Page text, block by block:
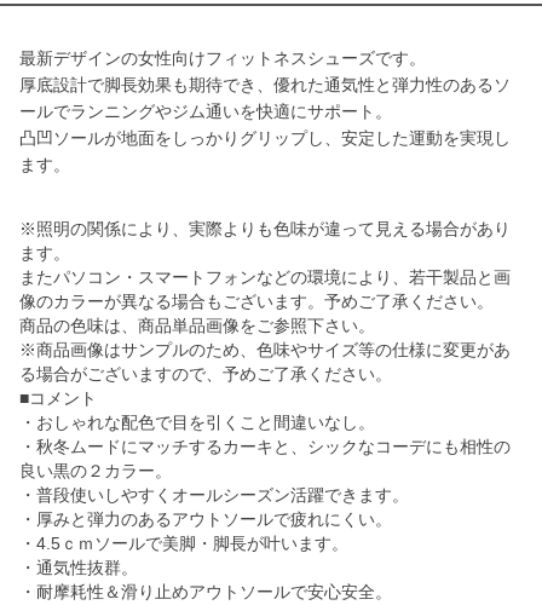
最新デザインの女性向けフィットネスシューズです。
厚底設計で脚長効果も期待でき、優れた通気性と弾力性のあるソ
ールでランニングやジム通いを快適にサポート。
凸凹ソールが地面をしっかりグリップし、安定した運動を実現し
ます。
※照明の関係により、実際よりも色味が違って見える場合があり
ます。
またパソコン・スマートフォンなどの環境により、若干製品と画
像のカラーが異なる場合もございます。予めご了承ください。
商品の色味は、商品単品画像をご参照下さい。
※商品画像はサンプルのため、色味やサイズ等の仕様に変更があ
る場合がございますので、予めご了承ください。
■コメント
・おしゃれな配色で目を引くこと間違いなし。
・秋冬ムードにマッチするカーキと、シックなコーデにも相性の
良い黒の２カラー。
・普段使いしやすくオールシーズン活躍できます。
・厚みと弾力のあるアウトソールで疲れにくい。
・4.5ｃｍソールで美脚・脚長が叶います。
・通気性抜群。
・耐摩耗性＆滑り止めアウトソールで安心安全。